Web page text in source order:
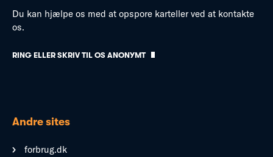
Du kan hjælpe os med at opspore karteller ved at kontakte
os.
RING ELLER SKRIV TIL OS ANONYMT
Andre sites
forbrug.dk